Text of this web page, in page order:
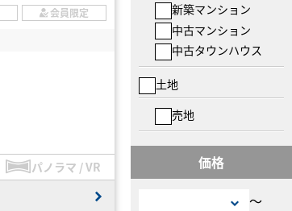
会員限定
パノラマ / VR
新築マンション
中古マンション
中古タウンハウス
土地
売地
価格
〜